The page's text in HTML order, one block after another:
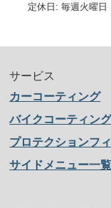
定休日: 毎週火曜日
サービス
カーコーティング
バイクコーティン
プロテクションフ
サイドメニュー一覧